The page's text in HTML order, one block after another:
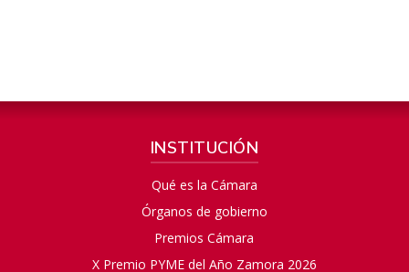
INSTITUCIÓN
Qué es la Cámara
Órganos de gobierno
Premios Cámara
X Premio PYME del Año Zamora 2026